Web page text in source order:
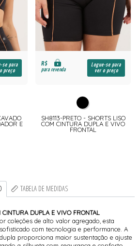
se para
preço
E
R$
para revenda
Logue-se para
ver o preço
SH8113-PRETO - SHORTS LISO
COM CINTURA DUPLA E VIVO
FRONTAL
TABELA DE MEDIDAS
CINTURA DUPLA E VIVO FRONTAL
coleções de alto valor agregado, esta
com tecnologia e performance. A
proporciona maior sustentação e ajuste